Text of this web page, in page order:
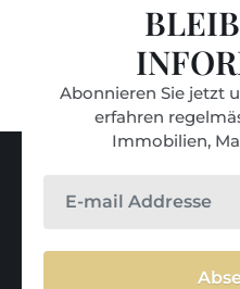
Abonnieren Sie jetzt
erfahren
Immobilien,